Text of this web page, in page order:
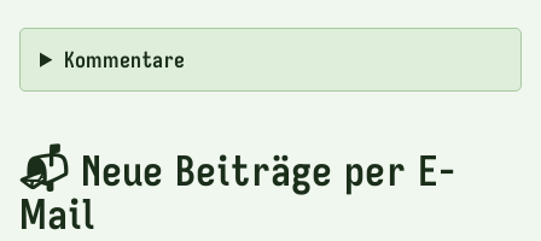
Kommentare
📬 Neue Beiträge per E-
Mail